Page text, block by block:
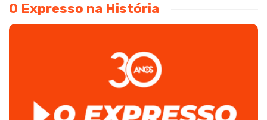
O Expresso na História